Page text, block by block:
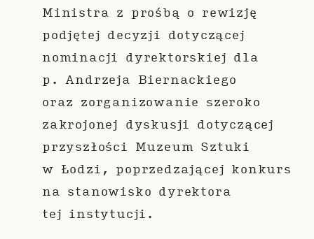
Ministra z prośbą o rewizję
podjętej decyzji dotyczącej
nominacji dyrektorskiej dla
p. Andrzeja Biernackiego
oraz zorganizowanie szeroko
zakrojonej dyskusji dotyczącej
przyszłości Muzeum Sztuki
w Łodzi, poprzedzającej konkurs
na stanowisko dyrektora
tej instytucji.